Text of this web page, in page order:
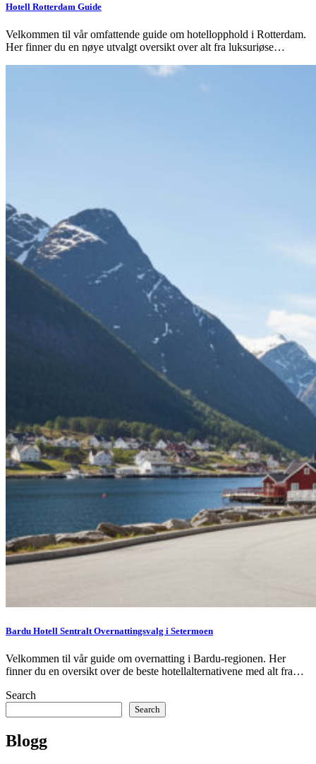
Hotell Rotterdam Guide
Velkommen til vår omfattende guide om hotellopphold i Rotterdam.
Her finner du en nøye utvalgt oversikt over alt fra luksuriøse…
Bardu Hotell Sentralt Overnattingsvalg i Setermoen
Velkommen til vår guide om overnatting i Bardu-regionen. Her
finner du en oversikt over de beste hotellalternativene med alt fra…
Search
Search
Blogg